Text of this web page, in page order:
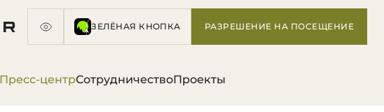
ЗЕЛЁНАЯ КНОПКА РАЗРЕШЕНИЕ НА ПОСЕЩЕНИЕ
Пресс-центрСотрудничествоПроекты